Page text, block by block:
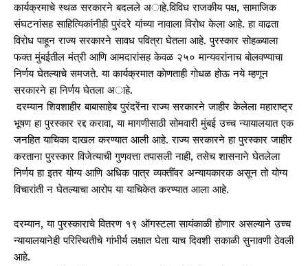
कार्यक्रमाचे स्थळ सरकारने बदलले अाहे.विविध राजकीय पक्ष, सामाजिक
संघटनांसह साहित्यिकांनीही पुरंदरे यांच्या नावाला विरोध केला आहे. हा वाढता
विरोध पाहून राज्य सरकारने सावध पवित्रा घेतला आहे. पुरस्कार सोहळ्याला
फक्त मुंबईतील मंत्री आणि आमदारांसह केवळ २५० मान्यवरांनाच बोलवण्याचा
निर्णय घेतल्याचे समजते. या कार्यक्रमात काेणताही गोधळ होऊ नये म्हणून
सरकारने हा निर्णय घेतला अाहे.
दरम्यान शिवशाहीर बाबासाहेब पुरंदरेंना राज्य सरकारने जाहीर केलेला महाराष्ट्र
भूषण हा पुरस्कार रद्द करावा, या मागणीसाठी सोमवारी मुंबई उच्च न्यायालयात एक
जनहित याचिका दाखल करण्यात आली आहे. राज्य सरकारने हा पुरस्कार जाहीर
करताना पुरस्कार विजेत्याची गुणवत्ता तपासली नाही, तसेच शासनाने घेतलेला
निर्णय हा इतर योग्य आणि अधिक पात्र व्यक्तींवर अन्यायकारक असून तो योग्य
विचारांती न घेतल्याचा आरोप या याचिकेत करण्यात आला आहे.
दरम्यान, या पुरस्काराचे वितरण १९ ऑगस्टला सायंकाळी होणार असल्याने उच्च
न्यायालयानेही परिस्थितीचे गांभीर्य लक्षात घेता याच दिवशी सकाळी सुनावणी ठेवली
आहे.